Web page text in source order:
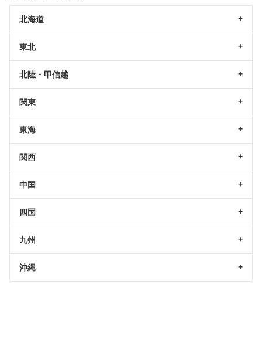
北海道
東北
北陸・甲信越
関東
東海
関西
中国
四国
九州
沖縄